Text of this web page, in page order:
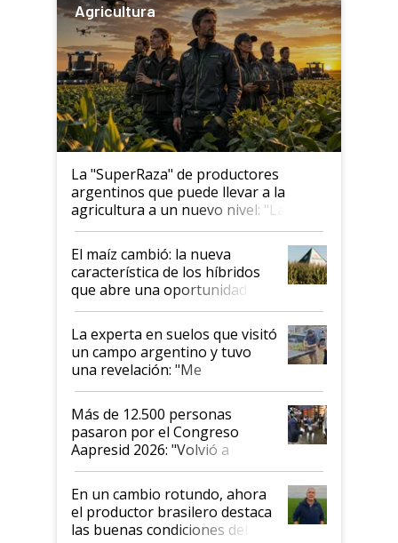
Agricultura
La "SuperRaza" de productores
argentinos que puede llevar a la
agricultura a un nuevo nivel: "Las
posibilidades de crecimiento son
infinitas"
El maíz cambió: la nueva
característica de los híbridos
que abre una oportunidad en
el lote
La experta en suelos que visitó
un campo argentino y tuvo
una revelación: "Me
impresionó mucho"
Más de 12.500 personas
pasaron por el Congreso
Aapresid 2026: "Volvió a
demostrar que hablar del
suelo es hablar de todo el
sistema productivo"
En un cambio rotundo, ahora
el productor brasilero destaca
las buenas condiciones del